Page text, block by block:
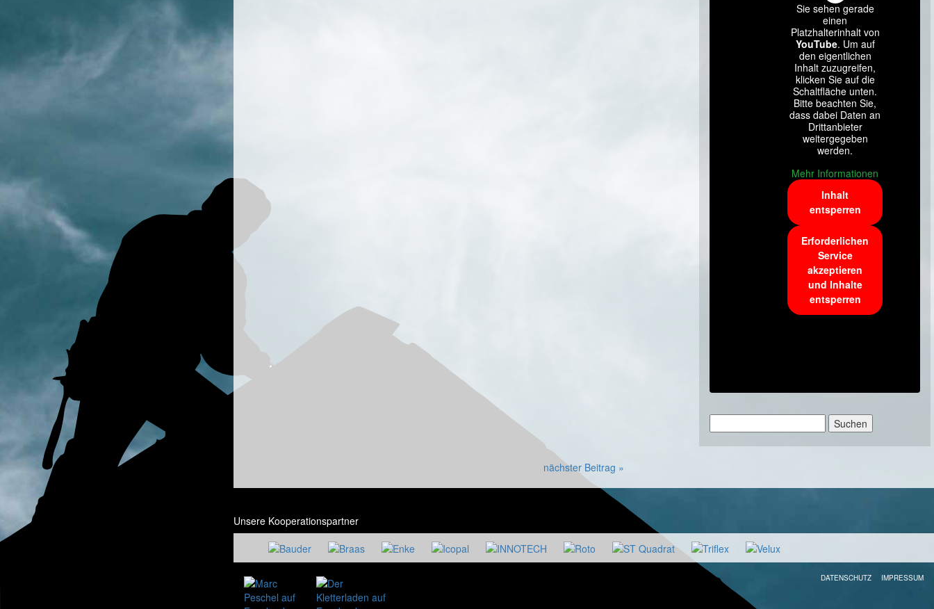
Sie sehen gerade
einen
Platzhalterinhalt von
YouTube. Um auf
den eigentlichen
Inhalt zuzugreifen,
klicken Sie auf die
Schaltfläche unten.
Bitte beachten Sie,
dass dabei Daten an
Drittanbieter
weitergegeben
werden.
Mehr Informationen
Inhalt
entsperren
Erforderlichen
Service
akzeptieren
und Inhalte
entsperren
nach:
nächster Beitrag »
Unsere Kooperationspartner
DATENSCHUTZ IMPRESSUM